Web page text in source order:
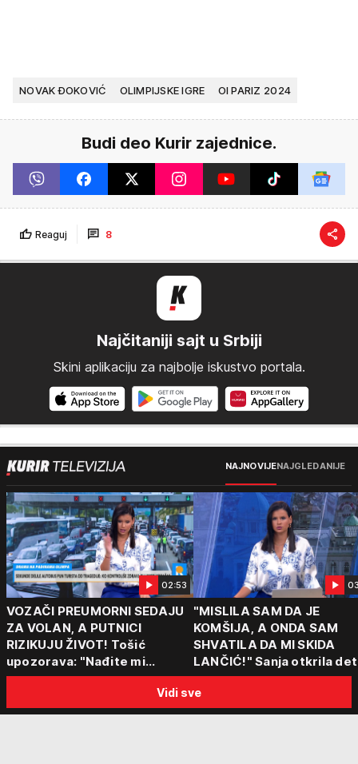
NOVAK ĐOKOVIĆ OLIMPIJSKE IGRE OI PARIZ 2024
Budi deo Kurir zajednice.
Reaguj 8
Najčitaniji sajt u Srbiji
Skini aplikaciju za najbolje iskustvo portala.
NAJNOVIJENAJGLEDANIJE
02:53
VOZAČI PREUMORNI SEDAJU
ZA VOLAN, A PUTNICI
RIZIKUJU ŽIVOT! Tošić
upozorava: "Nađite mi
nekoga ko ima 15 sati radno
"MISLILA SAM DA JE
KOMŠIJA, A ONDA SAM
SHVATILA DA MI SKIDA
LANČIĆ!" Sanja otkrila
napada u Novom Sadu
Vidi sve